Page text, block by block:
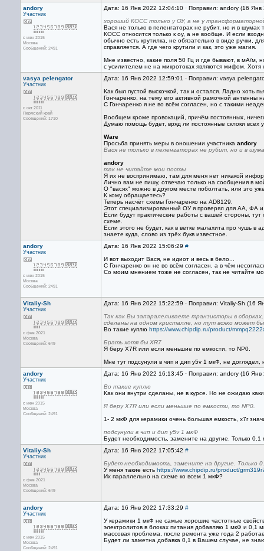
andory
Участник
с июн 2015
Москва
Сообщений: 2491
Дата: 16 Янв 2022 12:04:10 · Поправил: andory (16
хороший КОСС только у ОУ, а не у
Вася не только в пеленгаторах не рубит, но и в
КОСС относится только к оу, а не вообще. И если
обычно есть крутилка, не обязательно в виде ручки,
справляется. А где чего крутили и как, это уже магия.
Мне известно, какие поля 50 Гц и где бывают, в мА/м,
с усилителем не на микротоках являются мифом.
vasya pelengator
Участник
с окт 2011
Пермский край
Сообщений: 1710
Дата: 16 Янв 2022 12:59:01 · Поправил: vasya
Как был пустой выскочкой, так и остался. Ладно хоть
Гончаренко, на тему его активной рамочной антенны
С Гончаренко я не во всём согласен, но с такими
Вообщем кроме провокаций, причём постоянных,
Думаю помощь будет, вряд ли постоянные склоки всех
Ware
Просьба принять меры в оношении участника andory
Вася не только в пеленгаторах не рубит, но и в
andory
так не читайте мои посты
Я их не воспринимаю, там для меня нет никакой
Лично вам не пишу, отвечаю только на сообщения в
О "васях" можно в другом месте поболтать, или это
К кому обращаетесь?
Теперь насчёт схемы Гончаренко на AD8129.
Этот специализированный ОУ я проверял для АА, ФА
Если будут практические работы с вашей стороны,
схеме.
Если этого не будет, как в ветке малахита про чушь
знаете куда, слово из трёх букв известное.
andory
Участник
с июн 2015
Москва
Сообщений: 2491
Дата: 16 Янв 2022 15:06:29 #
И вот выходит Вася, не идиот и весь в бело...
С Гончаренко он не во всём согласен, а в чём
Со моим мнением тоже не согласен, так не читайте
Vitaliy-Sh
Участник
с фев 2021
Москва
Сообщений: 649
Дата: 16 Янв 2022 15:22:59 · Поправил: Vitaliy-Sh (16
Так как Вы запаралеливаете транзисторы в
сделаны на одном кристалле, но тут всяко может
Во такие куплю https://www.chipdip.ru/product/
Брать хотя бы XR7
Я беру X7R или если меньшие по емкости, то NP0.
Мне тут подсунули в чип и дип y5v 1 мкФ, не
andory
Участник
с июн 2015
Москва
Сообщений: 2491
Дата: 16 Янв 2022 16:13:45 · Поправил: andory (16
Во такие куплю
Как они внутри сделаны, не в курсе. Но не ожидаю
Я беру X7R или если меньшие по емкости, то NP0.
1- 2 мкФ для керамики очень большая емкость, x7r
подсунули в чип и дип y5v 1 мкФ
Будет необходимость, замените на другие. Только 0.1
Vitaliy-Sh
Участник
с фев 2021
Москва
Сообщений: 649
Дата: 16 Янв 2022 17:05:42 #
Будет необходимость, замените на другие. Только
У меня такие есть https://www.chipdip.ru/product/
Их параллельно на схеме ко всем 1 мкФ?
andory
Участник
с июн 2015
Москва
Сообщений: 2491
Дата: 16 Янв 2022 17:33:29 #
У керамики 1 мкФ не самые хорошие частотные
электролитов в блоках питания добавляю 1 мкФ и
массовая проблема, после ремонта уже года 2
Будет ли заметна добавка 0,1 в Вашем случае, не